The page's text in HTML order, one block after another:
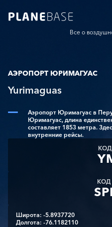
Все о
АЭРОПОРТ ЮРИМАГУАС
Yurimaguas
Аэропорт Юримагуас в
Юримагуас, длина
составляет 1853 метра.
внутренние рейсы.
КОД
КОД
Широта: -5.8937720
Долгота: -76.1182110